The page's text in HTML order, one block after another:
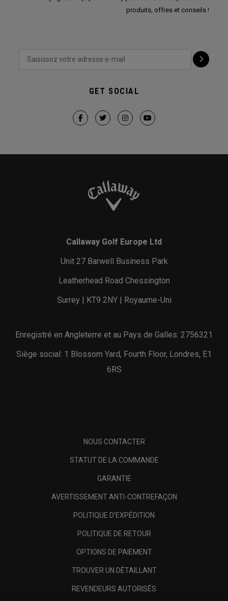
produits, offres et conseils !
GET SOCIAL
Callaway Golf Europe Ltd
Unit 27 Barwell Business Park
Leatherhead Road Chessington
Surrey | KT9 2NY | Royaume-Uni
Enregistré en Angleterre et au Pays de Galles: 2756321
Siège social: 1 Blossom Yard, Fourth Floor, Londres, E1
6RS
NOUS CONTACTER
STATUT DE LA COMMANDE
GARANTIE
AVERTISSEMENT ANTI-CONTREFAÇON
POLITIQUE D'EXPÉDITION
POLITIQUE DE RETOUR
OPTIONS DE PAIEMENT
TROUVER UN DÉTAILLANT
REVENDEURS AUTORISÉS